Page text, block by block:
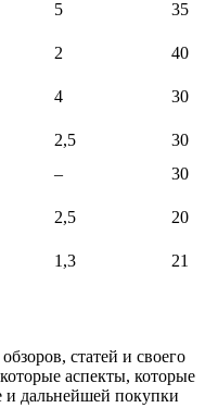
5
35
2
40
4
30
2,5
30
–
30
2,5 20
1,3 21
статей и своего
аспекты, которые
и дальнейшей покупки